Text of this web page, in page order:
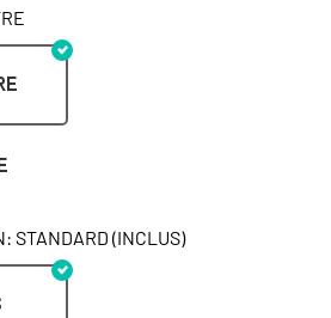
STANDARD (INCLUS)